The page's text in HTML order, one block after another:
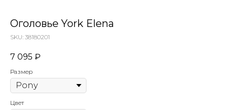
Оголовье York Elena
SKU: 38180201
7 095 ₽
Размер
Цвет